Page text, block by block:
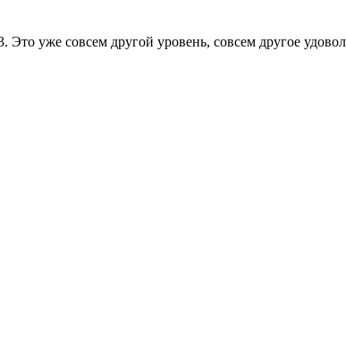
уже совсем другой уровень, совсем другое